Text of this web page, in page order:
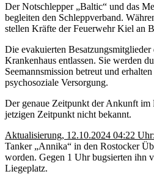
Der Notschlepper „Baltic“ und das
begleiten den Schleppverband.
stellen Kräfte der Feuerwehr Kiel an
Die evakuierten Besatzungsmitglieder
Krankenhaus entlassen. Sie werden
Seemannsmission betreut und
psychosoziale Versorgung.
Der genaue Zeitpunkt der Ankunft im
jetzigen Zeitpunkt nicht bekannt.
Aktualisierung, 12.10.2024 04:22 Uhr:
Tanker „Annika“ in den Rostocker
worden. Gegen 1 Uhr bugsierten ihn
Liegeplatz.